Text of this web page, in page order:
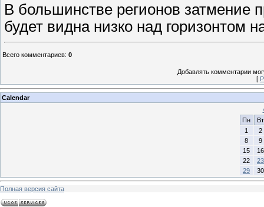
В большинстве регионов затмение
будет видна низко над горизонтом
Всего комментариев: 0
Добавлять комментарии
[
Calendar
Пн
Вт
1
2
8
9
15
16
22
23
29
30
Полная версия сайта